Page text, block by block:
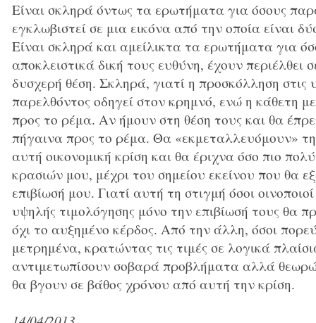
Είναι σκληρά όντως τα ερωτήματα για όσους
εγκλωβιστεί σε μια εικόνα από την οποία είναι
Είναι σκληρά και αμείλικτα τα ερωτήματα για
αποκλειστικά δική τους ευθύνη, έχουν περιέλθει
δυσχερή θέση. Σκληρά, γιατί η προσκόλληση στις
παρελθόντος οδηγεί στον κρημνό, ενώ η κάθετη
προς το ρέμα. Αν ήμουν στη θέση τους και θα
πήγαινα προς το ρέμα. Θα «εκμεταλλευόμουν»
αυτή οικονομική κρίση και θα έριχνα όσο πιο
κρασιών μου, μέχρι του σημείου εκείνου που θα
επιβίωσή μου. Γιατί αυτή τη στιγμή όσοι
υψηλής τιμολόγησης μόνο την επιβίωσή τους θα
όχι το αυξημένο κέρδος. Από την άλλη, όσοι
μετρημένα, κρατώντας τις τιμές σε λογικά
αντιμετωπίσουν σοβαρά προβλήματα αλλά
θα βγουν σε βάθος χρόνου από αυτή την κρίση.